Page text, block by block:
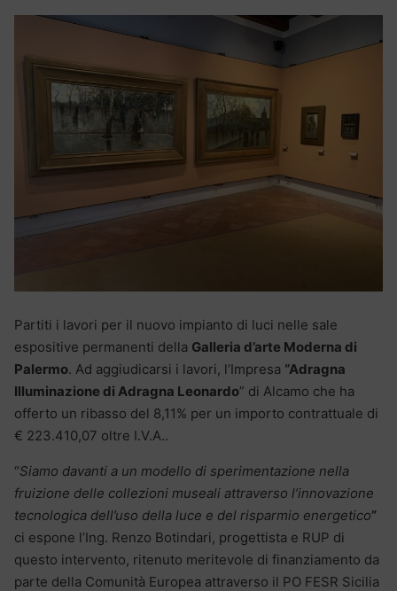
Partiti i lavori per il nuovo impianto di luci nelle sale
espositive permanenti della Galleria d’arte Moderna di
Palermo. Ad aggiudicarsi i lavori, l’Impresa “Adragna
Illuminazione di Adragna Leonardo” di Alcamo che ha
offerto un ribasso del 8,11% per un importo contrattuale di
€ 223.410,07 oltre I.V.A..
“Siamo davanti a un modello di sperimentazione nella
fruizione delle collezioni museali attraverso l’innovazione
tecnologica dell’uso della luce e del risparmio energetico”
ci espone l’Ing. Renzo Botindari, progettista e RUP di
questo intervento, ritenuto meritevole di finanziamento da
parte della Comunità Europea attraverso il PO FESR Sicilia